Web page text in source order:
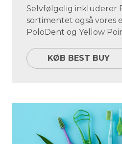
Selvfølgelig inkluderer
sortimentet også vores
PoloDent og Yellow
KØB BEST BUY